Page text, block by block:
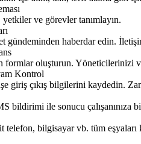
yetkiler ve görevler tanımlayın.
gündeminden haberdar edin.
formlar oluşturun. Yöneticilerinizi
Kontrol
giriş çıkış bilgilerini kaydedin.
bildirimi ile sonucu çalışanınıza
telefon, bilgisayar vb. tüm